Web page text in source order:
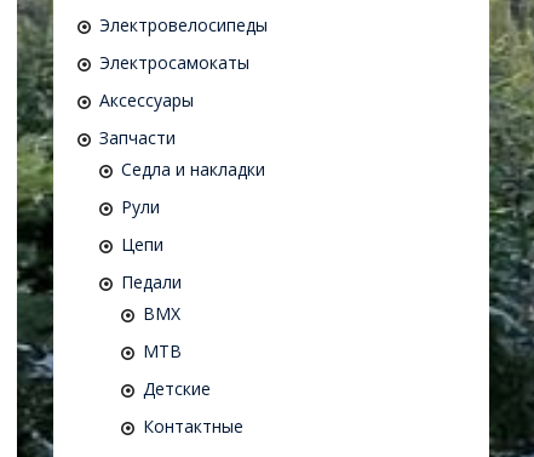
Электровелосипеды
Электросамокаты
Аксессуары
Запчасти
Седла и накладки
Рули
Цепи
Педали
BMX
MTB
Детские
Контактные